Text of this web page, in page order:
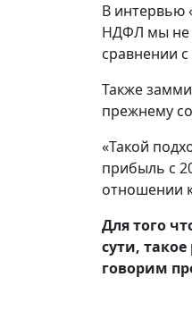
В интервью
НДФЛ мы не
сравнении
Также
прежнему
«Такой
прибыль с
отношении
Для того
сути,
говорим